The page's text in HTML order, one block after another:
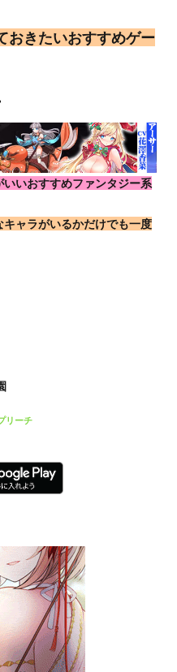
おきたいおすすめゲー
いおすすめファンタジー系
ャラがいるかだけでも一度
リーチ